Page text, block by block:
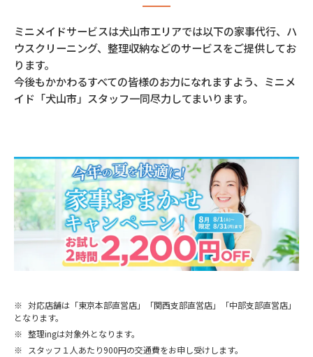
ミニメイドサービスは犬山市エリアでは以下の家事代行、ハ
ウスクリーニング、整理収納などのサービスをご提供してお
ります。
今後もかかわるすべての皆様のお力になれますよう、ミニメ
イド「犬山市」スタッフ一同尽力してまいります。
※ 対応店舗は「東京本部直営店」「関西支部直営店」「中部支部直営店」
となります。
※ 整理ingは対象外となります。
※
スタッフ１人あたり900円の交通費をお申し受けします。